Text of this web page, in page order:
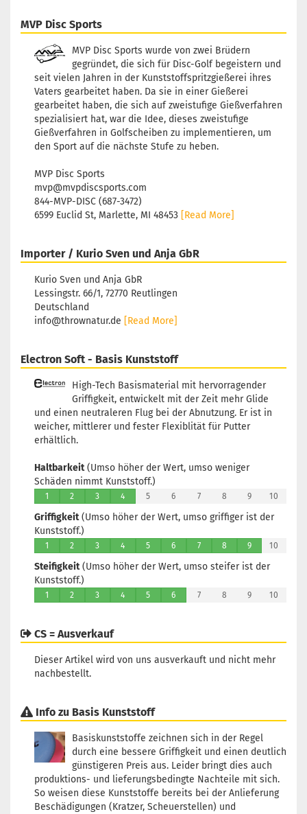
MVP Disc Sports
MVP Disc Sports wurde von zwei Brüdern
gegründet, die sich für Disc-Golf begeistern und
seit vielen Jahren in der Kunststoffspritzgießerei ihres
Vaters gearbeitet haben. Da sie in einer Gießerei
gearbeitet haben, die sich auf zweistufige Gießverfahren
spezialisiert hat, war die Idee, dieses zweistufige
Gießverfahren in Golfscheiben zu implementieren, um
den Sport auf die nächste Stufe zu heben.
MVP Disc Sports
mvp@mvpdiscsports.com
844-MVP-DISC (687-3472)
6599 Euclid St, Marlette, MI 48453 [Read More]
Importer / Kurio Sven und Anja GbR
Kurio Sven und Anja GbR
Lessingstr. 66/1, 72770 Reutlingen
Deutschland
info@thrownatur.de [Read More]
Electron Soft - Basis Kunststoff
High-Tech Basismaterial mit hervorragender
Griffigkeit, entwickelt mit der Zeit mehr Glide
und einen neutraleren Flug bei der Abnutzung. Er ist in
weicher, mittlerer und fester Flexiblität für Putter
erhältlich.
Haltbarkeit(Umso höher der Wert, umso weniger
Schäden nimmt Kunststoff.)
1 2 3 4 5 6 7 8 9 10
Griffigkeit(Umso höher der Wert, umso griffiger ist der
Kunststoff.)
1 2 3 4 5 6 7 8 9 10
Steifigkeit(Umso höher der Wert, umso steifer ist der
Kunststoff.)
1 2 3 4 5 6 7 8 9 10
CS = Ausverkauf
Dieser Artikel wird von uns ausverkauft und nicht mehr
nachbestellt.
Info zu Basis Kunststoff
Basiskunststoffe zeichnen sich in der Regel
durch eine bessere Griffigkeit und einen deutlich
günstigeren Preis aus. Leider bringt dies auch
produktions- und lieferungsbedingte Nachteile mit sich.
So weisen diese Kunststoffe bereits bei der Anlieferung
Beschädigungen (Kratzer, Scheuerstellen) und